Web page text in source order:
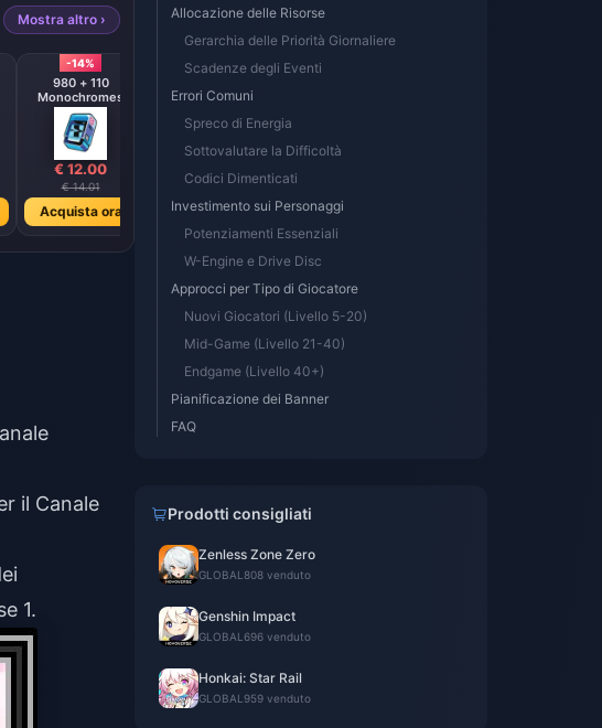
Mostra altro ›
-14%
980 + 110
Monochromes
€ 12.00
€ 14.01
Acquista ora
-14%
Monochromes
€ 4.52
Acquista ora Acquista ora
il Canale
1.
Allocazione delle Risorse
Gerarchia delle Priorità Giornaliere
Scadenze degli Eventi
Errori Comuni
Spreco di Energia
Sottovalutare la Difficoltà
Codici Dimenticati
Investimento sui Personaggi
Potenziamenti Essenziali
W-Engine e Drive Disc
Approcci per Tipo di Giocatore
Nuovi Giocatori (Livello 5-20)
Mid-Game (Livello 21-40)
Endgame (Livello 40+)
Pianificazione dei Banner
FAQ
Prodotti consigliati
Zenless Zone Zero
GLOBAL 808 venduto
Genshin Impact
GLOBAL 696 venduto
Honkai: Star Rail
GLOBAL 959 venduto